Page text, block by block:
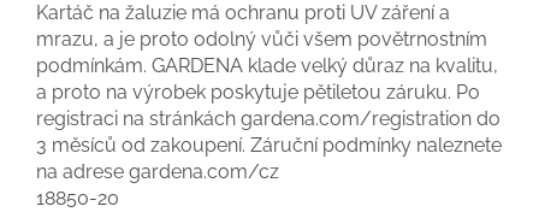
Kartáč na žaluzie má ochranu proti UV záření a
mrazu, a je proto odolný vůči všem povětrnostním
podmínkám. GARDENA klade velký důraz na kvalitu,
a proto na výrobek poskytuje pětiletou záruku. Po
registraci na stránkách gardena.com/registration do
3 měsíců od zakoupení. Záruční podmínky naleznete
na adrese gardena.com/cz
18850-20